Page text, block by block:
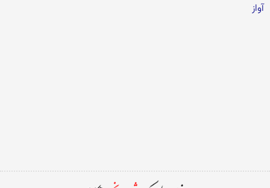
آواز